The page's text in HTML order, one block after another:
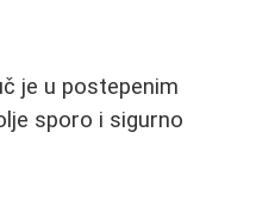
je u postepenim
sporo i sigurno